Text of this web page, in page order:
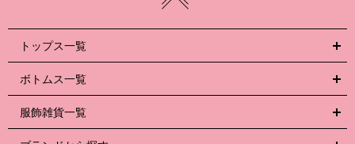
トップス一覧
ボトムス一覧
服飾雑貨一覧